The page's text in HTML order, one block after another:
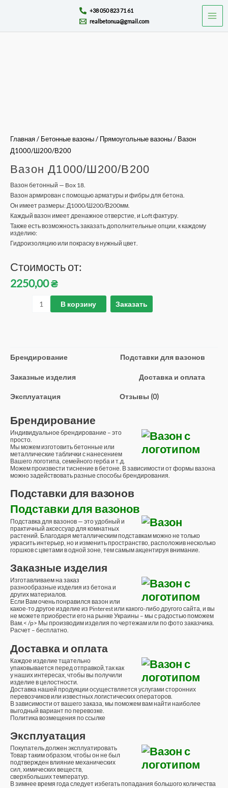
содержимому
+38 050 823 71 61
realbetonua@gmail.com
Главная / Бетонные вазоны / Прямоугольные вазоны / Вазон
Д1000/Ш200/В200
Вазон Д1000/Ш200/В200
Вазон бетонный — Box 18.
Вазон армирован с помощью арматуры и фибры для бетона.
Он имеет размеры: Д1000/Ш200/В200мм.
Каждый вазон имеет дренажное отверстие, и Loft фактуру.
Также есть возможность заказать дополнительные опции, к каждому
изделию:
Гидроизоляцию или покраску в нужный цвет.
Стоимость от:
2250,00₴
В корзину Заказать
Брендирование Подставки для вазонов
Заказные изделия Доставка и оплата
Эксплуатация Отзывы (0)
Брендирование
Индивидуальное брендирование – это
просто.
Мы можем изготовить бетонные или
металлические таблички с нанесением
Вашего логотипа, семейного герба и т.д.
Можем произвести тиснение в бетоне. В зависимости от формы вазона
можно задействовать разные способы брендирования.
Подставки для вазонов
Подставки для вазонов
Подставка для вазонов — это удобный и
практичный аксессуар для комнатных
растений. Благодаря металлическим подставкам можно не только
украсить интерьер, но и изменить пространство, расположив несколько
горшков с цветами в одной зоне, тем самым акцентируя внимание.
Заказные изделия
Изготавливаем на заказ
разнообразные изделия из бетона и
других материалов.
Если Вам очень понравился вазон или
какое-то другое изделие из Pinterest или какого-либо другого сайта, и вы
не можете приобрести его на рынке Украины – мы с радостью поможем
Вам.< /p> Мы производим изделия по чертежам или по фото заказчика.
Расчет – бесплатно.
Доставка и оплата
Каждое изделие тщательно
упаковывается перед отправкой,так как
у наших интересах, чтобы вы получили
изделие в целостности.
Доставка нашей продукции осуществляется услугами сторонних
перевозчиков или известных логистических операторов.
В зависимости от вашего заказа, мы поможем вам найти наиболее
выгодный вариант по перевозке.
Политика возмещения по ссылке
Эксплуатация
Покупатель должен эксплуатировать
Товар таким образом, чтобы он не был
подтвержден влияние механических
сил, химических веществ,
сверхбольших температур.
В зимнее время года следует избегать попадания большого количества